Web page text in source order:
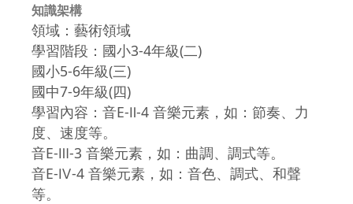
知識架構
領域：藝術領域
學習階段：國小3-4年級(二)
國小5-6年級(三)
國中7-9年級(四)
學習內容：音E-Ⅱ-4 音樂元素，如：節奏、力
度、速度等。
音E-Ⅲ-3 音樂元素，如：曲調、調式等。
音E-Ⅳ-4 音樂元素，如：音色、調式、和聲
等。